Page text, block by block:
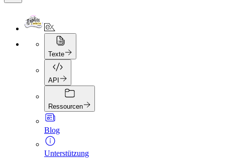
Texte
API
Ressourcen
Blog
Unterstützung